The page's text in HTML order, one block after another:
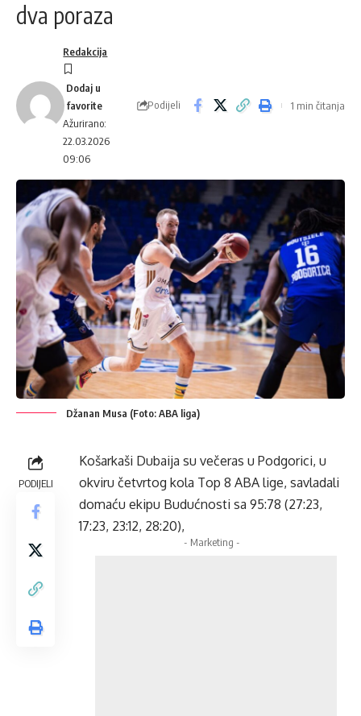
dva poraza
Ažurirano:
22.03.2026
09:06
Redakcija
Podijeli 1 min čitanja
Džanan Musa (Foto: ABA liga)
PODIJELI
Košarkaši Dubaija su večeras u Podgorici, u
okviru četvrtog kola Top 8 ABA lige, savladali
domaću ekipu Budućnosti sa 95:78 (27:23,
17:23, 23:12, 28:20),
- Marketing -